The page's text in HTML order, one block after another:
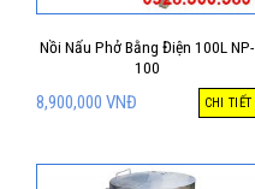
Nồi Nấu Phở Bằng Điện 100L NP-
100
8,900,000 VNĐ CHI TIẾT